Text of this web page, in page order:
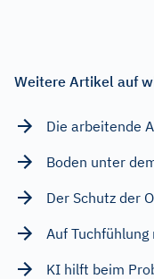
Weitere Artikel auf
Die arbeitende
Boden unter
Der Schutz der
Auf
KI hilft beim